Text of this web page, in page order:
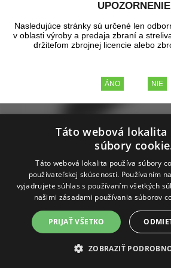
Magpul M-LOK Polymer
UPOZORNENIE
Nasledujúce stránky sú určené len
v oblasti výroby a predaja zbraní a
držiteľom zbrojnej licencie alebo
Táto webová lokalita
súbory
Táto webová lokalita používa súbory
používateľskej skúsenosti. Používaním
vyjadrujete súhlas s používaním všetkých
našimi zásadami používania súborov
PRIJAŤ VŠETKO
ZOBRAZIŤ